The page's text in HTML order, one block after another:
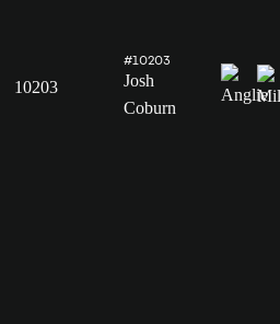
10203
#10203
Josh
Coburn